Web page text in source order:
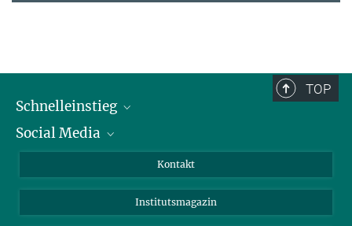
TOP
Schnelleinstieg
Alumni
Fördernde
Social Media
Bluesky
Facebook
Kontakt
Institutsmagazin